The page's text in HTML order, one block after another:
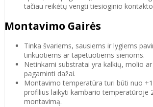
tačiau reikėtų vengti tiesioginio
Montavimo Gairės
Tinka švariems, sausiems ir lygiems
tinkuotiems ar tapetuotiems sienoms.
Netinkami substratai yra kalkių, molio
pagaminti dažai.
Montavimo temperatūra turi būti nuo
profilius laikyti kambario temperatūroje
montavimą.